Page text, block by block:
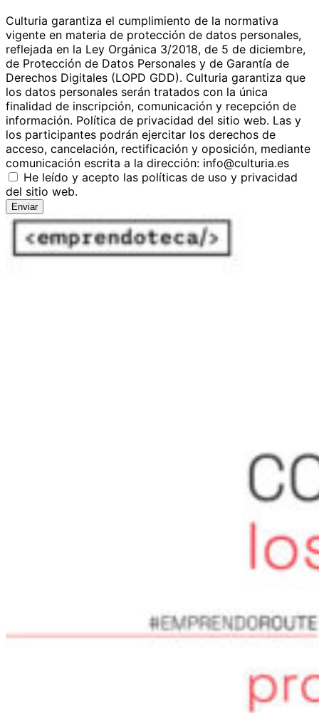
Culturia garantiza el cumplimiento de la normativa
vigente en materia de protección de datos personales,
reflejada en la Ley Orgánica 3/2018, de 5 de diciembre,
de Protección de Datos Personales y de Garantía de
Derechos Digitales (LOPD GDD). Culturia garantiza que
los datos personales serán tratados con la única
finalidad de inscripción, comunicación y recepción de
información. Política de privacidad del sitio web. Las y
los participantes podrán ejercitar los derechos de
acceso, cancelación, rectificación y oposición, mediante
comunicación escrita a la dirección: info@culturia.es
He leído y acepto las políticas de uso y privacidad
del sitio web.
Enviar